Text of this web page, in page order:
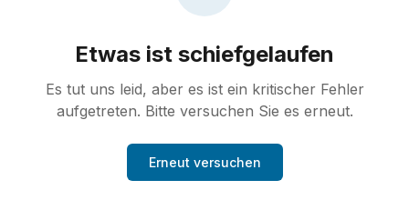
Etwas ist schiefgelaufen
Es tut uns leid, aber es ist ein kritischer Fehler
aufgetreten. Bitte versuchen Sie es erneut.
Erneut versuchen